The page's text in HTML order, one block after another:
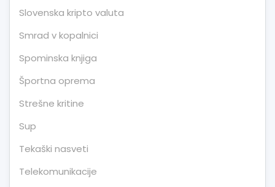
Slovenska kripto valuta
Smrad v kopalnici
Spominska knjiga
Športna oprema
Strešne kritine
Sup
Tekaški nasveti
Telekomunikacije